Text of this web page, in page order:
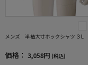
メンズ 半袖大寸ホックシャツ ３L
価格： 3,058円 (税込)